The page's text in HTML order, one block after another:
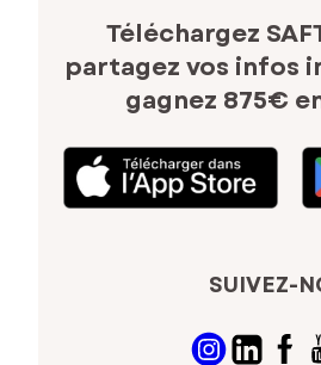
Téléchargez
partagez vos infos
gagnez 875€
SUIVEZ-